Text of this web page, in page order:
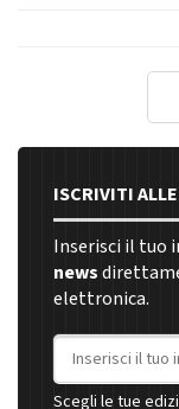
ISCRIVITI
Inserisci il tuo
news
elettronica.
Indirizzo email
Scegli le tue